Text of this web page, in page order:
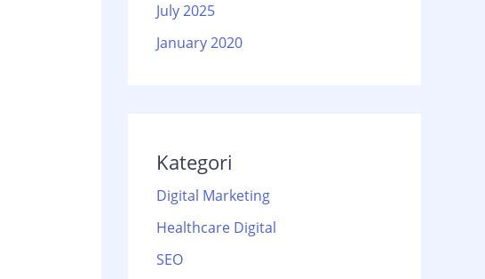
July 2025
January 2020
Kategori
Digital Marketing
Healthcare Digital
SEO